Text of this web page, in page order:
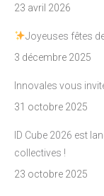
23 avril 2026
Joyeuses fêtes
3 décembre 2025
Innovales vous
31 octobre 2025
ID Cube 2026 est
collectives !
23 octobre 2025